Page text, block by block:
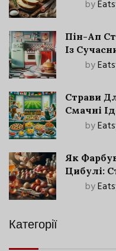
by
Пін-Ап
Із
by
Страви
Смачні
by
Як
Цибулі:
by
Категорії